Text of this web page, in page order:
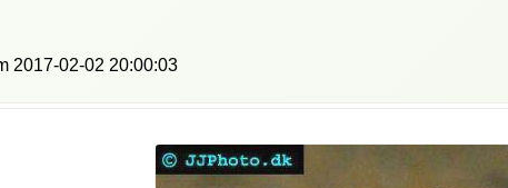
2017-02-02 20:00:03